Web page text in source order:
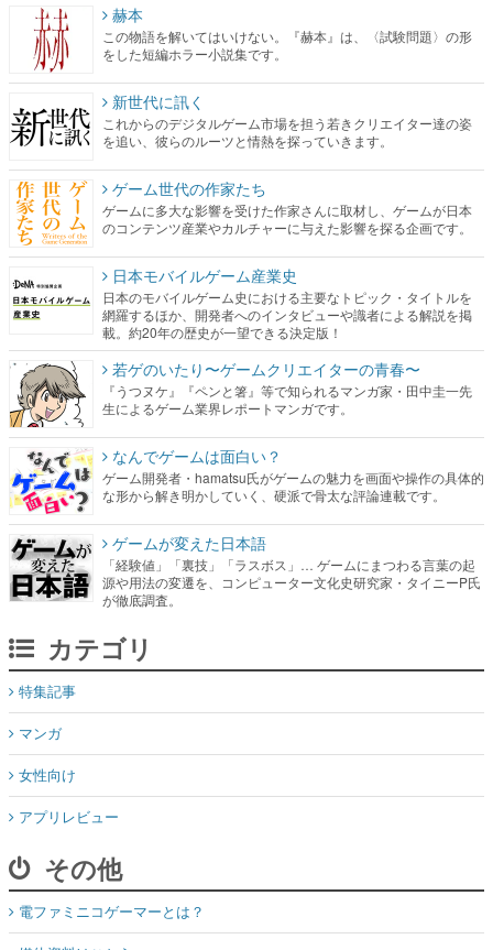
赫本
この物語を解いてはいけない。『赫本』は、〈試験問題〉の形
をした短編ホラー小説集です。
新世代に訊く
これからのデジタルゲーム市場を担う若きクリエイター達の姿
を追い、彼らのルーツと情熱を探っていきます。
ゲーム世代の作家たち
ゲームに多大な影響を受けた作家さんに取材し、ゲームが日本
のコンテンツ産業やカルチャーに与えた影響を探る企画です。
日本モバイルゲーム産業史
日本のモバイルゲーム史における主要なトピック・タイトルを
網羅するほか、開発者へのインタビューや識者による解説を掲
載。約20年の歴史が一望できる決定版！
若ゲのいたり〜ゲームクリエイターの青春〜
『うつヌケ』『ペンと箸』等で知られるマンガ家・田中圭一先
生によるゲーム業界レポートマンガです。
なんでゲームは面白い？
ゲーム開発者・hamatsu氏がゲームの魅力を画面や操作の具体的
な形から解き明かしていく、硬派で骨太な評論連載です。
ゲームが変えた日本語
「経験値」「裏技」「ラスボス」… ゲームにまつわる言葉の起
源や用法の変遷を、コンピューター文化史研究家・タイニーP氏
が徹底調査。
カテゴリ
特集記事
マンガ
女性向け
アプリレビュー
その他
電ファミニコゲーマーとは？